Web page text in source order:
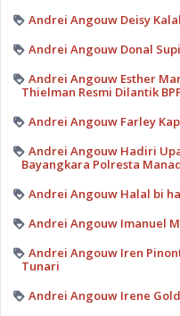
Andrei Angouw Deisy
Andrei Angouw Donal
Andrei Angouw Esther
Thielman Resmi Dilantik
Andrei Angouw Farley
Andrei Angouw Hadiri
Bayangkara Polresta
Andrei Angouw Halal bi
Andrei Angouw Imanuel
Andrei Angouw Iren
Tunari
Andrei Angouw Irene